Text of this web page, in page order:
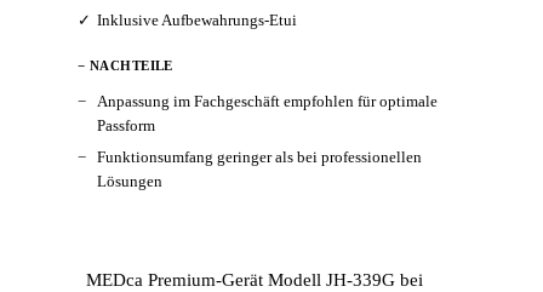
Inklusive Aufbewahrungs-Etui
− NACHTEILE
Anpassung im Fachgeschäft empfohlen für optimale
Passform
Funktionsumfang geringer als bei professionellen
Lösungen
MEDca Premium-Gerät Modell JH-339G bei